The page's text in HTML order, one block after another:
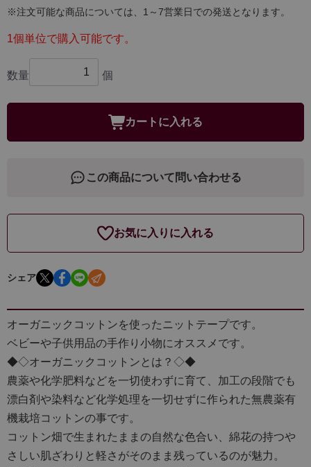
※注文可能な商品については、1～7営業日での発送となります。
1個単位で購入可能です。
数量 個
カートに入れる
この商品について問い合わせる
お気に入りに入れる
シェア
オーガニックコットンを使ったニットテープです。
ベビーや子供用品の手作り小物にオススメです。
◆◇オーガニックコットンとは？◇◆
農薬や化学肥料などを一切使わずに育て、加工の段階でも
漂白剤や染料など化学処理を一切せずに作られた無農薬有
機栽培コットンの事です。
コットン畑で生まれたままの自然な色合い、綿花の持つや
さしい肌ざわりと軽さがそのまま残っているのが魅力。